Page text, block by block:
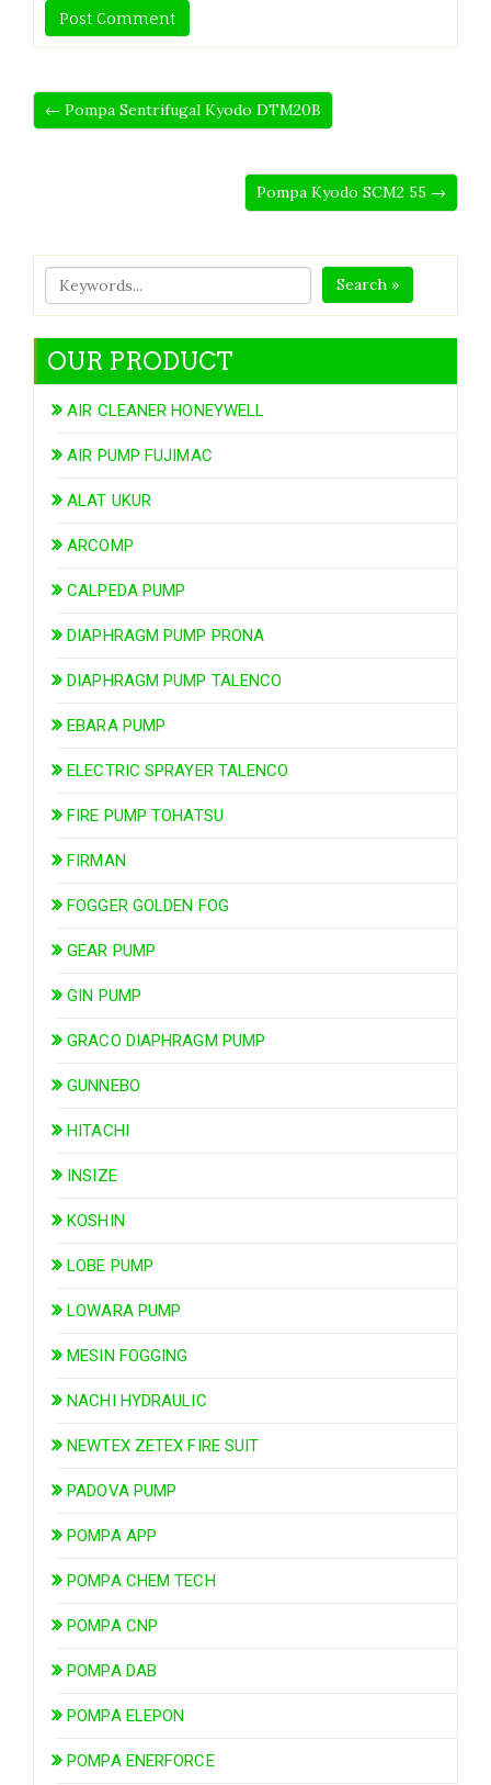
← Pompa Sentrifugal Kyodo DTM20B
Pompa Kyodo SCM2 55 →
Search »
OUR PRODUCT
AIR CLEANER HONEYWELL
AIR PUMP FUJIMAC
ALAT UKUR
ARCOMP
CALPEDA PUMP
DIAPHRAGM PUMP PRONA
DIAPHRAGM PUMP TALENCO
EBARA PUMP
ELECTRIC SPRAYER TALENCO
FIRE PUMP TOHATSU
FIRMAN
FOGGER GOLDEN FOG
GEAR PUMP
GIN PUMP
GRACO DIAPHRAGM PUMP
GUNNEBO
HITACHI
INSIZE
KOSHIN
LOBE PUMP
LOWARA PUMP
MESIN FOGGING
NACHI HYDRAULIC
NEWTEX ZETEX FIRE SUIT
PADOVA PUMP
POMPA APP
POMPA CHEM TECH
POMPA CNP
POMPA DAB
POMPA ELEPON
POMPA ENERFORCE